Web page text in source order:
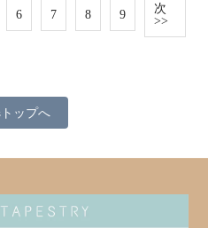
6 7 8 9
次
>>
ップへ